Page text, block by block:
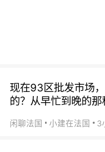
现在93区批发市场
的？从早忙到晚的那
闲聊法国 小建在法国 3